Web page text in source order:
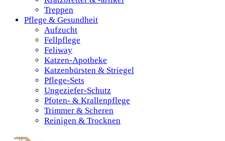
Treppen
Pflege & Gesundheit
Aufzucht
Fellpflege
Feliway
Katzen-Apotheke
Katzenbürsten & Striegel
Pflege-Sets
Ungeziefer-Schutz
Pfoten- & Krallenpflege
Trimmer & Scheren
Reinigen & Trocknen